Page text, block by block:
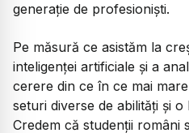
generație de profesioniști.
Pe măsură ce asistăm la
inteligenței artificiale și a
cerere din ce în ce mai
seturi diverse de abilități și
Credem că studenții români